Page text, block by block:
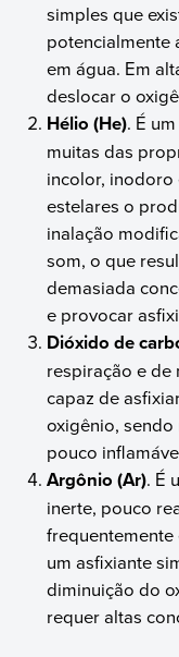
simples que
potencialmente
em água. Em
deslocar o
Hélio (He). É
muitas das
incolor, inodoro
estelares o
inalação
som, o que
demasiada
e provocar
Dióxido de
respiração e
capaz de
oxigênio,
pouco
Argônio (Ar). É
inerte, pouco
um asfixiante
diminuição do
requer altas